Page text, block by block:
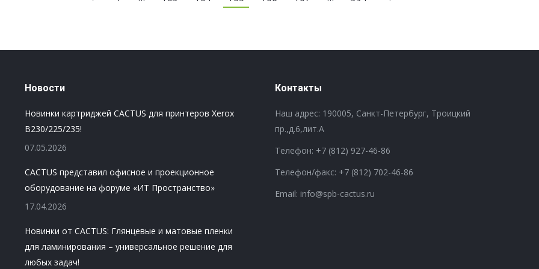
Новости
Новинки картриджей CACTUS для принтеров Xerox
B230/225/235!
07.05.2026
CACTUS представил офисное и проекционное
оборудование на форуме «ИТ Пространство»
17.04.2026
Новинки от CACTUS: Глянцевые и матовые пленки
для ламинирования – универсальное решение для
любых задач!
Контакты
Наш адрес: 190005, Санкт-Петербург, Троицкий
пр.,д.6,лит.А
Телефон: +7 (812) 927-46-86
Телефон/факс: +7 (812) 702-46-86
Email: info@spb-cactus.ru